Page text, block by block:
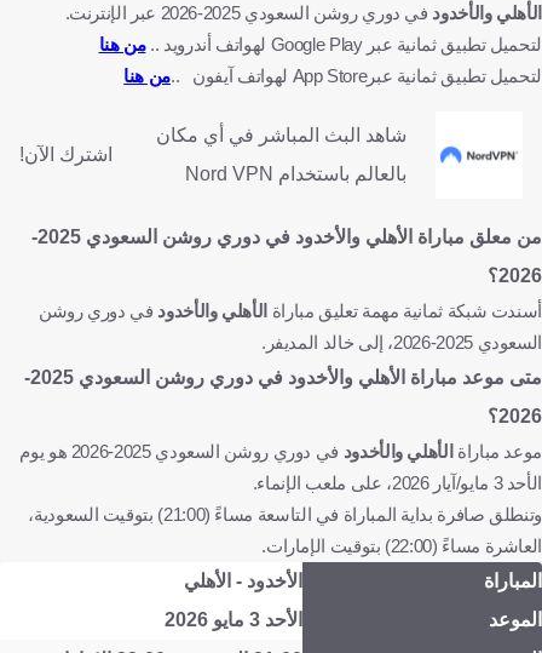
الأهلي والأخدود في دوري روشن السعودي 2025-2026 عبر الإنترنت.
لتحميل تطبيق ثمانية عبر Google Play لهواتف أندرويد ..
من هنا
لتحميل تطبيق ثمانية عبرApp Store لهواتف آيفون ..
من هنا
شاهد البث المباشر في أي مكان
بالعالم باستخدام Nord VPN
اشترك الآن!
من معلق مباراة الأهلي والأخدود
في دوري روشن السعودي 2025-
2026؟
أسندت شبكة ثمانية مهمة تعليق مباراة الأهلي والأخدود في دوري روشن
السعودي 2025-2026، إلى خالد المديفر.
متى موعد مباراة الأهلي والأخدود
في دوري روشن السعودي 2025-
2026؟
موعد مباراة الأهلي والأخدود
في دوري روشن السعودي 2025-2026 هو يوم
الأحد 3 مايو/آيار 2026، على ملعب الإنماء.
وتنطلق صافرة بداية المباراة في التاسعة مساءً (21:00) بتوقيت السعودية،
العاشرة مساءً (22:00) بتوقيت الإمارات.
المباراة
الأخدود - الأهلي
الموعد
الأحد 3 مايو 2026